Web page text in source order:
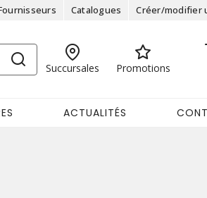
Catalogues Créer/modifier
Succursales Promotions
ACTUALITÉS